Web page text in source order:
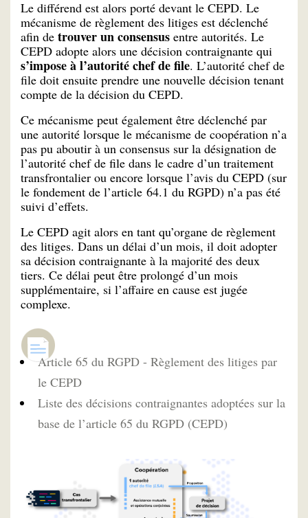
Le différend est alors porté devant le CEPD. Le
mécanisme de règlement des litiges est déclenché
afin de trouver un consensus entre autorités. Le
CEPD adopte alors une décision contraignante qui
s’impose à l’autorité chef de file. L’autorité chef de
file doit ensuite prendre une nouvelle décision tenant
compte de la décision du CEPD.
Ce mécanisme peut également être déclenché par
une autorité lorsque le mécanisme de coopération n’a
pas pu aboutir à un consensus sur la désignation de
l’autorité chef de file dans le cadre d’un traitement
transfrontalier ou encore lorsque l’avis du CEPD (sur
le fondement de l’article 64.1 du RGPD) n’a pas été
suivi d’effets.
Le CEPD agit alors en tant qu’organe de règlement
des litiges. Dans un délai d’un mois, il doit adopter
sa décision contraignante à la majorité des deux
tiers. Ce délai peut être prolongé d’un mois
supplémentaire, si l’affaire en cause est jugée
complexe.
Article 65 du RGPD - Règlement des litiges par
le CEPD
Liste des décisions contraignantes adoptées sur la
base de l’article 65 du RGPD (CEPD)